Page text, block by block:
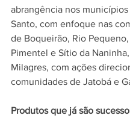
abrangência nos
Santo, com enfoque nas
de Boqueirão, Rio
Pimentel e Sítio da
Milagres, com ações
comunidades de Jatobá e
Produtos que já são